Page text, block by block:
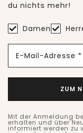
du nichts mehr!
Damen
E-Mail-Adresse *
ZUM
Mit der Anmeldung
erhalten und über
informiert werden zu